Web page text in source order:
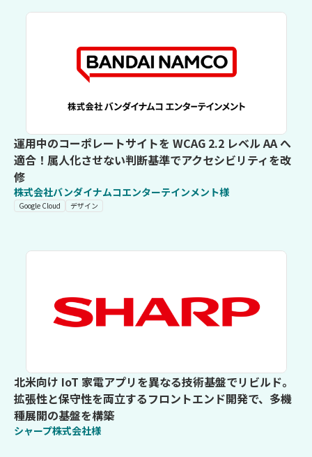
運用中のコーポレートサイトを WCAG 2.2 レベル AA へ
適合！属人化させない判断基準でアクセシビリティを改
修
株式会社バンダイナムコエンターテインメント様
Google Cloud デザイン
北米向け IoT 家電アプリを異なる技術基盤でリビルド。
拡張性と保守性を両立するフロントエンド開発で、多機
種展開の基盤を構築
シャープ株式会社様